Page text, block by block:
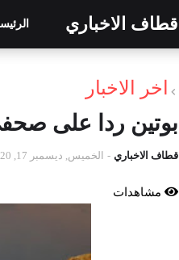
قطاف الاخباري
اخر الاخبار
بوتين ردا على
قطاف الاخباري - الخميس, ديسمبر 17, 2020
مشاهدات